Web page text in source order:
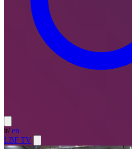
it/ en
LBF TV